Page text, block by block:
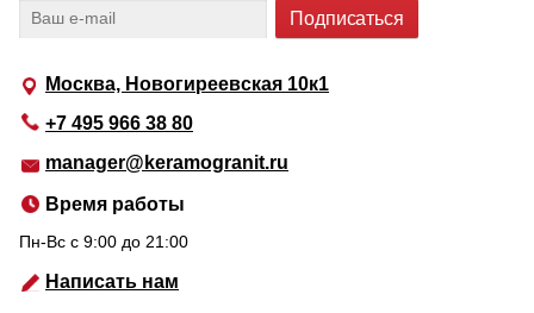
Москва, Новогиреевская 10к1
+7 495 966 38 80
manager@keramogranit.ru
Время работы
Пн-Вс c 9:00 до 21:00
Написать нам